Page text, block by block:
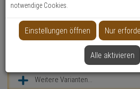
Weitere Varianten...
notwendige Cookies.
Einstellungen öffnen Nur
Alle aktivieren